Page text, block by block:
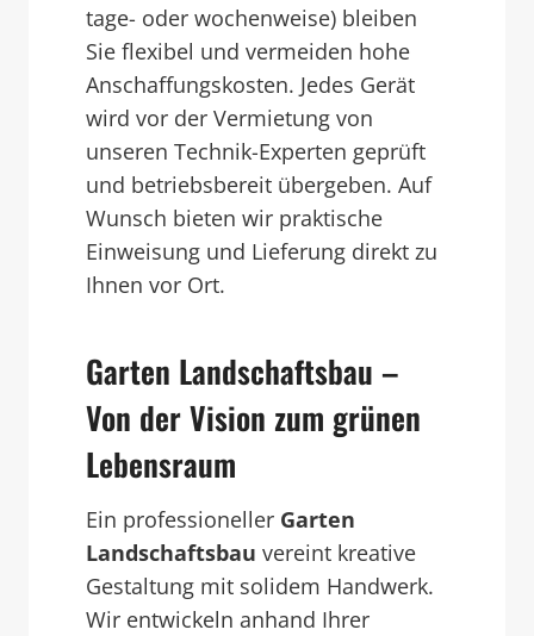
tage- oder wochenweise) bleiben
Sie flexibel und vermeiden hohe
Anschaffungskosten. Jedes Gerät
wird vor der Vermietung von
unseren Technik-Experten geprüft
und betriebsbereit übergeben. Auf
Wunsch bieten wir praktische
Einweisung und Lieferung direkt zu
Ihnen vor Ort.
Garten Landschaftsbau –
Von der Vision zum grünen
Lebensraum
Ein professioneller Garten
Landschaftsbau vereint kreative
Gestaltung mit solidem Handwerk.
Wir entwickeln anhand Ihrer